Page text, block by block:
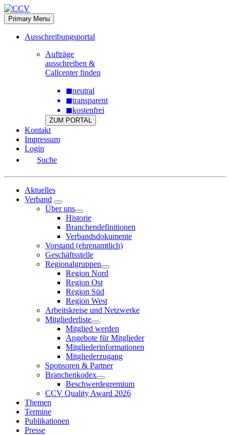
Skip
to
content
Primary Menu
Ausschreibungsportal
Aufträge
ausschreiben &
Callcenter finden
◼neutral
◼transparent
◼kostenfrei
ZUM PORTAL
Kontakt
Impressum
Login
Suche
Aktuelles
Verband
Über uns
Historie
Branchendefinitionen
Verbandsdokumente
Vorstand (ehrenamtlich)
Geschäftsstelle
Regionalgruppen
Region Nord
Region Ost
Region Süd
Region West
Arbeitskreise und Netzwerke
Mitgliederliste
Mitglied werden
Angebote für Mitglieder
Mitgliederinformationen
Mitgliederzugang
Sponsoren & Partner
Branchenkodex
Beschwerdegremium
CCV Quality Award 2026
Themen
Termine
Publikationen
Presse